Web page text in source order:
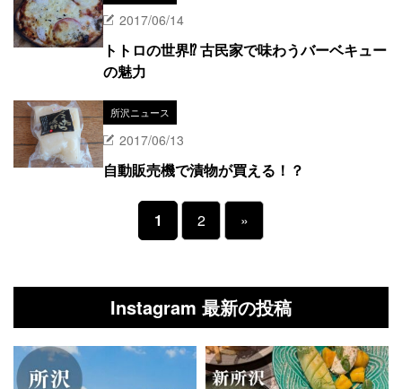
2017/06/14
トトロの世界⁉︎ 古民家で味わうバーベキュー
の魅力
所沢ニュース
2017/06/13
自動販売機で漬物が買える！？
1 2 »
Instagram 最新の投稿